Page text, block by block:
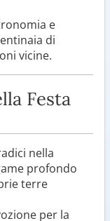
e
di
vicine.
Festa
nella
profondo
terre
per la